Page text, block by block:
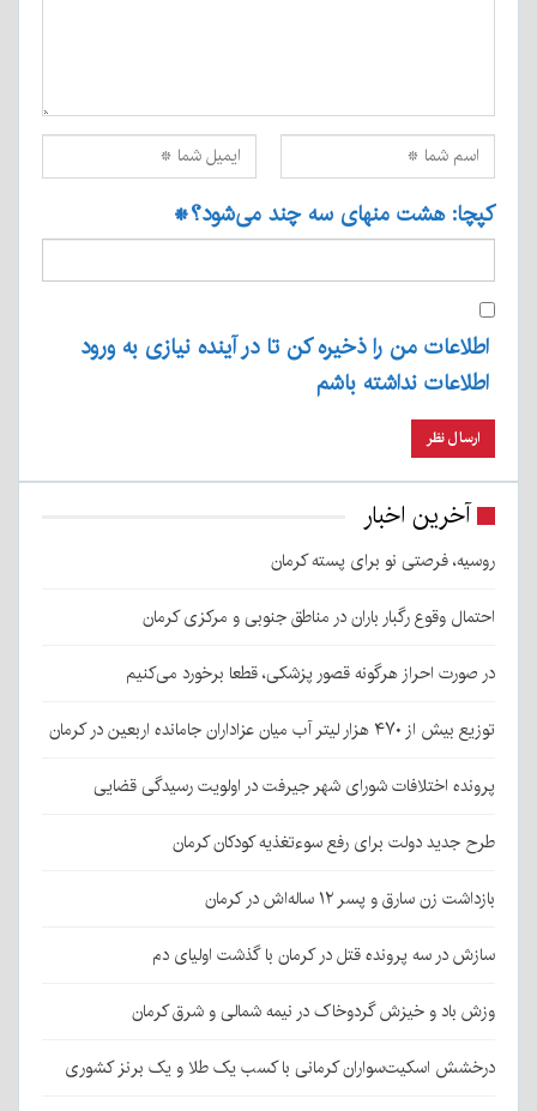
کپچا: هشت منهای سه چند می‌شود؟*
اطلاعات من را ذخیره کن تا در آینده نیازی به ورود
اطلاعات نداشته باشم
آخرین اخبار
روسیه، فرصتی نو برای پسته کرمان
احتمال وقوع رگبار باران در مناطق جنوبی و مرکزی کرمان
در صورت احراز هرگونه قصور پزشکی، قطعا برخورد می‌کنیم
توزیع بیش از ۴۷۰ هزار لیتر آب میان عزاداران جامانده اربعین در کرمان
پرونده اختلافات شورای شهر جیرفت در اولویت رسیدگی قضایی
طرح جدید دولت برای رفع سوءتغذیه کودکان کرمان
بازداشت زن سارق و پسر ۱۲ ساله‌اش در کرمان
سازش در سه پرونده قتل در کرمان با گذشت اولیای دم
وزش باد و خیزش گردوخاک در نیمه شمالی و شرق کرمان
درخشش اسکیت‌سواران کرمانی با کسب یک طلا و یک برنز کشوری